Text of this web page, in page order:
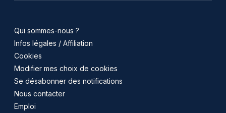
Qui sommes-nous ?
Infos légales / Affiliation
Cookies
Modifier mes choix de cookies
Se désabonner des notifications
Nous contacter
Emploi